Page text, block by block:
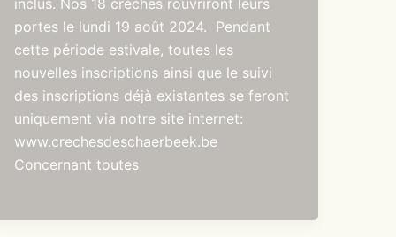
portes le lundi 19 août 2024. Pendant
cette période estivale, toutes les
nouvelles inscriptions ainsi que le suivi
des inscriptions déjà existantes se feront
uniquement via notre site internet:
www.crechesdeschaerbeek.be
Concernant toutes